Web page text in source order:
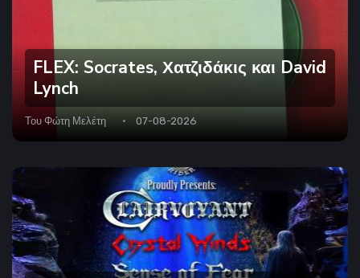
FLEX: Socrates, Χατζιδάκις και David
Lynch
Του Φώτη Μελέτη 07-08-2026